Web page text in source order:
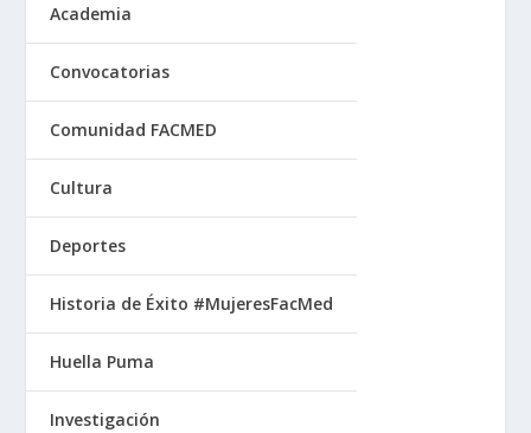
Academia
Convocatorias
Comunidad FACMED
Cultura
Deportes
Historia de Éxito #MujeresFacMed
Huella Puma
Investigación